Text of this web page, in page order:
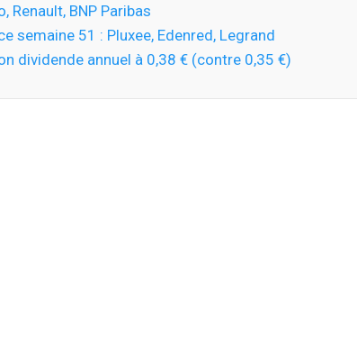
Renault, BNP Paribas
semaine 51 : Pluxee, Edenred, Legrand
dividende annuel à 0,38 € (contre 0,35 €)